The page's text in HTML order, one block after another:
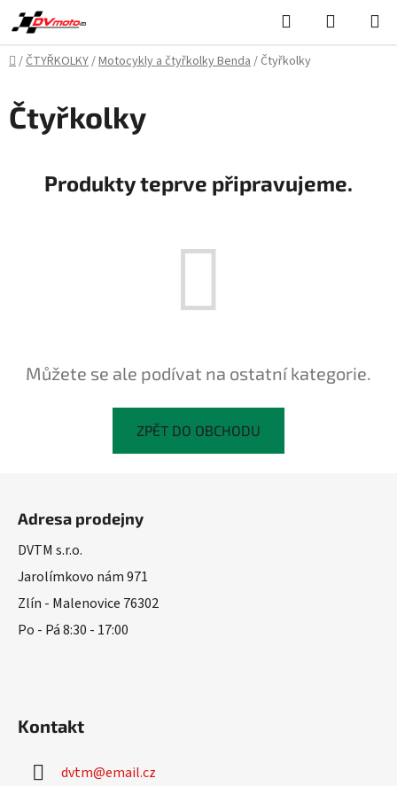
Přejít
na
obsah
Hledat
KOŠÍK
Domů
/ČTYŘKOLKY/Motocykly a čtyřkolky Benda/ Čtyřkolky
Čtyřkolky
Produkty teprve připravujeme.
Můžete se ale podívat na ostatní kategorie.
ZPĚT DO OBCHODU
Adresa prodejny
DVTM s.r.o.
Jarolímkovo nám 971
Zlín - Malenovice 76302
Po - Pá 8:30 - 17:00
Kontakt
dvtm@email.cz